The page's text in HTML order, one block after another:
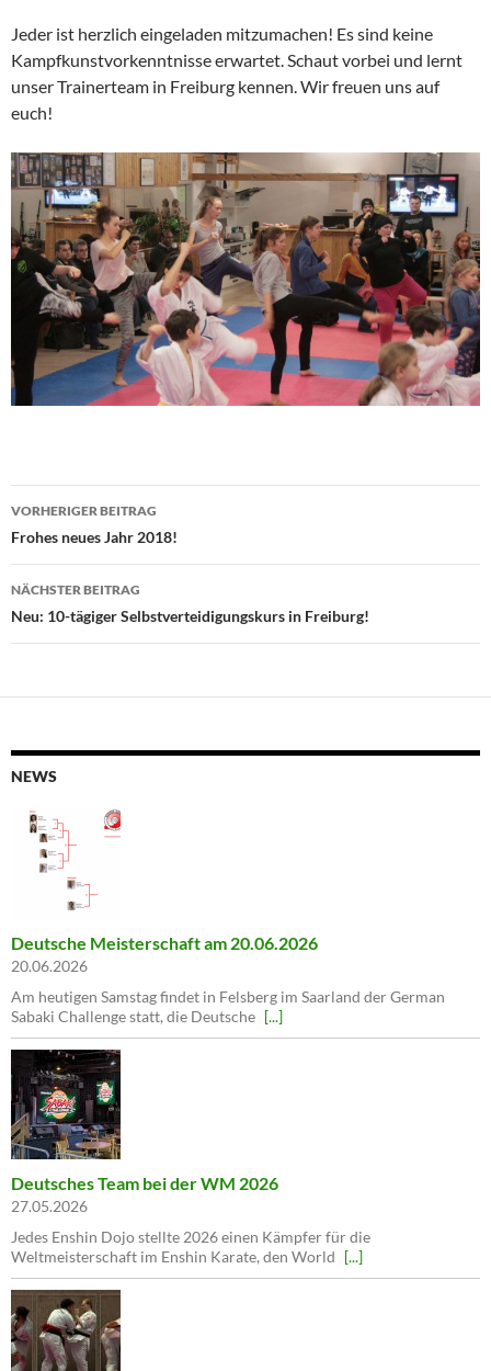
Jeder ist herzlich eingeladen mitzumachen! Es sind keine
Kampfkunstvorkenntnisse erwartet. Schaut vorbei und lernt
unser Trainerteam in Freiburg kennen. Wir freuen uns auf
euch!
Beitragsnavigation
VORHERIGER BEITRAG
Frohes neues Jahr 2018!
NÄCHSTER BEITRAG
Neu: 10-tägiger Selbstverteidigungskurs in Freiburg!
NEWS
Deutsche Meisterschaft am 20.06.2026
20.06.2026
Am heutigen Samstag findet in Felsberg im Saarland der German
Sabaki Challenge statt, die Deutsche [...]
Deutsches Team bei der WM 2026
27.05.2026
Jedes Enshin Dojo stellte 2026 einen Kämpfer für die
Weltmeisterschaft im Enshin Karate, den World [...]